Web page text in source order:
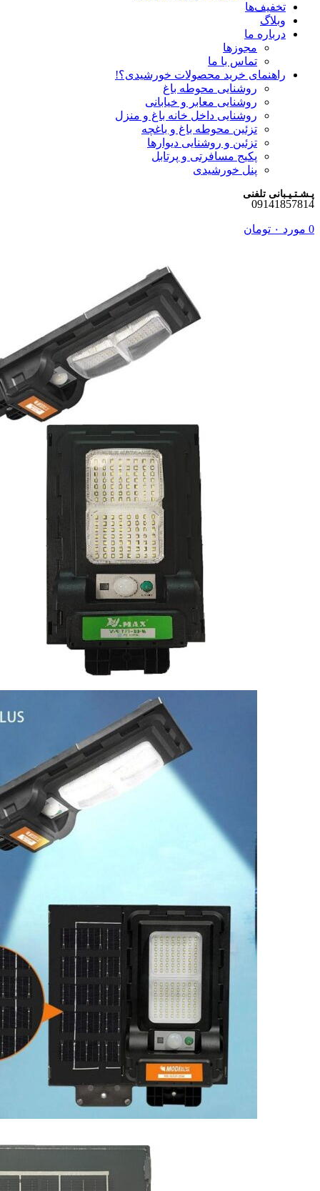
تخفیف‌ها
وبلاگ
درباره ما
مجوزها
تماس با ما
راهنمای خرید محصولات خورشیدی؟!
روشنایی محوطه باغ
روشنایی معابر و خیابانی
روشنایی داخل خانه باغ و منزل
تزئین محوطه باغ و باغچه
تزئین و روشنایی دیوارها
پکیج مسافرتی و پرتابل
پنل خورشیدی
پـشـتـیـبانی تلفنی
09141857814
0 مورد ۰ تومان